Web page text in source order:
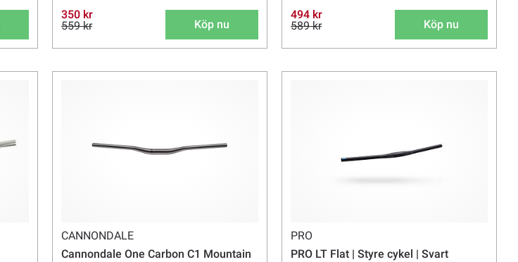
350 kr
559 kr
Köp nu
494 kr
589 kr
Köp nu
CANNONDALE
Cannondale One Carbon C1 Mountain
PRO
PRO LT Flat | Styre cykel | Svart